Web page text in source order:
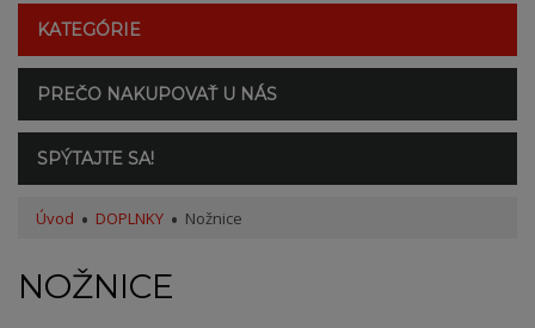
KATEGÓRIE
PREČO NAKUPOVAŤ U NÁS
SPÝTAJTE SA!
Úvod DOPLNKY Nožnice
NOŽNICE